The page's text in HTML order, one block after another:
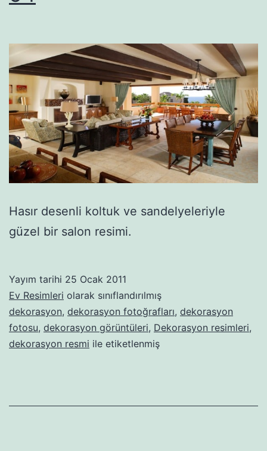
Hasır desenli koltuk ve sandelyeleriyle
güzel bir salon resimi.
Yayım tarihi 25 Ocak 2011
Ev Resimleri olarak sınıflandırılmış
dekorasyon, dekorasyon fotoğrafları, dekorasyon
fotosu, dekorasyon görüntüleri, Dekorasyon resimleri,
dekorasyon resmi ile etiketlenmiş